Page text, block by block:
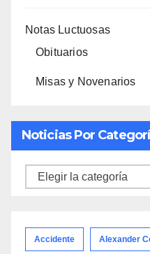
Notas Luctuosas
Obituarios
Misas y Novenarios
Noticias Por
Noticias
Accidente Alexander